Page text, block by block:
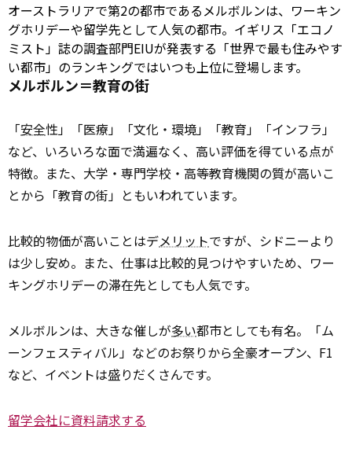
オーストラリアで第2の都市であるメルボルンは、ワーキン
グホリデーや留学先として人気の都市。イギリス「エコノ
ミスト」誌の調査部門EIUが発表する「世界で最も住みやす
い都市」のランキングではいつも上位に登場します。
メルボルン＝教育の街
「安全性」「医療」「文化・環境」「教育」「インフラ」
など、いろいろな面で満遍なく、高い評価を得ている点が
特徴。また、大学・専門学校・高等教育機関の質が高いこ
とから「教育の街」ともいわれています。
比較的物価が高いことはデメリットですが、シドニーより
は少し安め。また、仕事は比較的見つけやすいため、ワー
キングホリデーの滞在先としても人気です。
メルボルンは、大きな催しが多い都市としても有名。「ム
ーンフェスティバル」などのお祭りから全豪オープン、F1
など、イベントは盛りだくさんです。
留学会社に資料請求する